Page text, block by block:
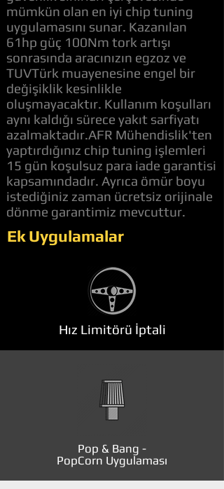
mümkün olan en iyi chip tuning
uygulamasını sunar. Kazanılan
61hp güç 100Nm tork artışı
sonrasında aracınızın egzoz ve
TUVTürk muayenesine engel bir
değişiklik kesinlikle
oluşmayacaktır. Kullanım koşulları
aynı kaldığı sürece yakıt sarfiyatı
azalmaktadır.AFR Mühendislik'ten
yaptırdığınız chip tuning işlemleri
15 gün koşulsuz para iade garantisi
kapsamındadır. Ayrıca ömür boyu
istediğiniz zaman ücretsiz orijinale
dönme garantimiz mevcuttur.
Ek Uygulamalar
Hız Limitörü İptali
Pop & Bang -
PopCorn Uygulaması